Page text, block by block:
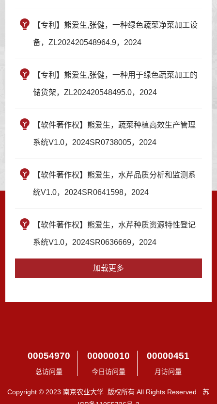
【专利】熊爱生,张健，一种绿色蔬菜净菜加工设
备，ZL202420548964.9，2024
【专利】熊爱生,张健，一种用于绿色蔬菜加工的
储货架，ZL202420548495.0，2024
【软件著作权】熊爱生，蔬菜种植高效生产管理
系统V1.0，2024SR0738005，2024
【软件著作权】熊爱生，水芹品质分析和监测系
统V1.0，2024SR0641598，2024
【软件著作权】熊爱生，水芹种质资源特性登记
系统V1.0，2024SR0636669，2024
加载更多
00054970
总访问量
00000010
今日访问量
00000451
月访问量
Copyright © 2023 南京农业大学 版权所有 All Rights Reserved 苏